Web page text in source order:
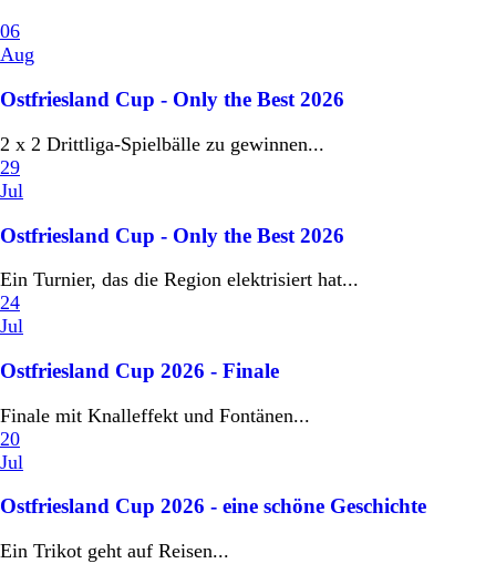
06
Aug
Ostfriesland Cup - Only the Best 2026
2 x 2 Drittliga-Spielbälle zu gewinnen...
29
Jul
Ostfriesland Cup - Only the Best 2026
Ein Turnier, das die Region elektrisiert hat...
24
Jul
Ostfriesland Cup 2026 - Finale
Finale mit Knalleffekt und Fontänen...
20
Jul
Ostfriesland Cup 2026 - eine schöne Geschichte
Ein Trikot geht auf Reisen...